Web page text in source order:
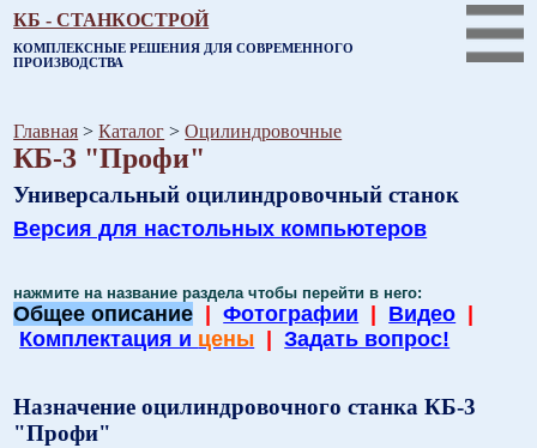
КБ - СТАНКОСТРОЙ
КОМПЛЕКСНЫЕ РЕШЕНИЯ ДЛЯ СОВРЕМЕННОГО
ПРОИЗВОДСТВА
Главная >Каталог >Оцилиндровочные
КБ-3 "Профи"
Универсальный оцилиндровочный станок
Версия для настольных компьютеров
нажмите на название раздела чтобы перейти в него:
Общее описание Фотографии Видео
Комплектация и цены Задать вопрос!
Назначение оцилиндровочного станка КБ-3
"Профи"